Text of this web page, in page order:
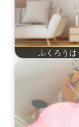
ふくろう